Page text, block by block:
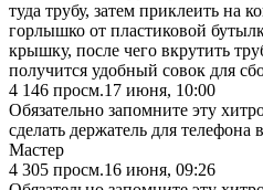
туда трубу, затем приклеить на
горлышко от пластиковой
крышку, после чего вкрутить
получится удобный совок для
4 146 просм.17 июня, 10:00
Обязательно запомните эту
сделать держатель для
Мастер
4 305 просм.16 июня, 09:26